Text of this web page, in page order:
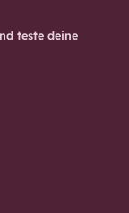
teste deine